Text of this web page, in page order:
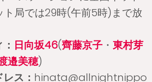
ト局では29時(午前5時)まで放
日向坂46(齊藤京子 ・ 東村芽
邉美穂)
ス： hinata@allnightnippo